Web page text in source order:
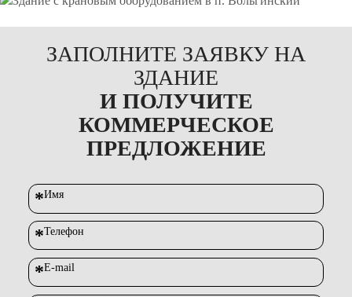
ЗАПОЛНИТЕ ЗАЯВКУ НА
ЗДАНИЕ
И ПОЛУЧИТЕ
КОММЕРЧЕСКОЕ
ПРЕДЛОЖЕНИЕ
*Имя
*Телефон
*E-mail